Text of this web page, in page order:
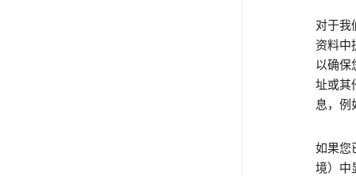
对于我
资料中
以确保
址或其
息，例
如果您
境）中